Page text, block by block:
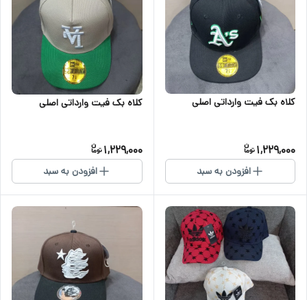
کلاه بک فیت وارداتی اصلی
1,229,000
افزودن به سبد
کلاه بک فیت وارداتی اصلی
1,229,000
افزودن به سبد